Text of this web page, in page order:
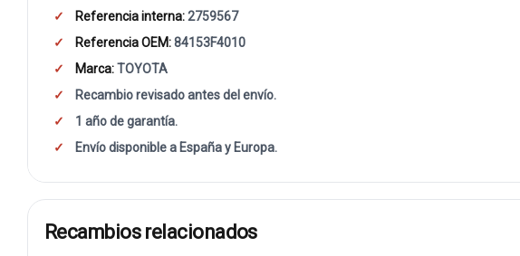
Referencia interna:2759567
Referencia OEM:84153F4010
Marca:TOYOTA
Recambio revisado antes del envío.
1 año de garantía.
Envío disponible a España y Europa.
Recambios relacionados